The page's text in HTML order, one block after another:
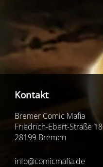
Kontakt
Bremer Comic Mafia
Friedrich-Ebert-Straße 18
28199 Bremen
info@comicmafia.de